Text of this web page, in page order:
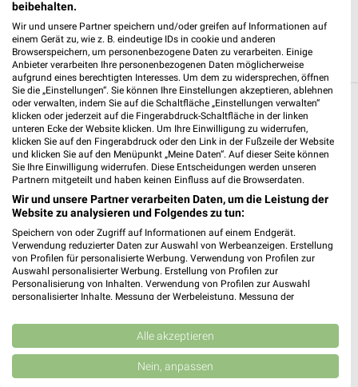
Weitere Kik Geschäfte mit Angeboten in und
um Bad Hersfeld
5 Geschäfte und Orte
KiK
Homberger Straße 140
36251 Bad Hersfeld
314,41 km
❯
Bebra, Deutschland
302,65 km
beibehalten.
Wir und unsere Partner speichern und/oder greifen auf Informationen auf
einem Gerät zu, wie z. B. eindeutige IDs in cookie und anderen
Browserspeichern, um personenbezogene Daten zu verarbeiten. Einige
Anbieter verarbeiten Ihre personenbezogenen Daten möglicherweise
aufgrund eines berechtigten Interesses. Um dem zu widersprechen, öffnen
Sie die „Einstellungen“. Sie können Ihre Einstellungen akzeptieren, ablehnen
oder verwalten, indem Sie auf die Schaltfläche „Einstellungen verwalten“
klicken oder jederzeit auf die Fingerabdruck-Schaltfläche in der linken
unteren Ecke der Website klicken. Um Ihre Einwilligung zu widerrufen,
klicken Sie auf den Fingerabdruck oder den Link in der Fußzeile der Website
und klicken Sie auf den Menüpunkt „Meine Daten“. Auf dieser Seite können
Sie Ihre Einwilligung widerrufen. Diese Entscheidungen werden unseren
Partnern mitgeteilt und haben keinen Einfluss auf die Browserdaten.
Wir und unsere Partner verarbeiten Daten, um die Leistung der
Website zu analysieren und Folgendes zu tun:
Speichern von oder Zugriff auf Informationen auf einem Endgerät.
Verwendung reduzierter Daten zur Auswahl von Werbeanzeigen. Erstellung
von Profilen für personalisierte Werbung. Verwendung von Profilen zur
Auswahl personalisierter Werbung. Erstellung von Profilen zur
Personalisierung von Inhalten. Verwendung von Profilen zur Auswahl
personalisierter Inhalte. Messung der Werbeleistung. Messung der
Kombinationen von Daten aus verschiedenen Quellen. Entwicklung und
Verbesserung der Angebote. Verwendung reduzierter Daten zur Auswahl
von Inhalten.
Daten können außerhalb der Europäischen Union weitergegeben und in die
USA gesendet werden.
Alle akzeptieren
Nein, anpassen